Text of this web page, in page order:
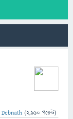
(2,910 পয়েন্ট)